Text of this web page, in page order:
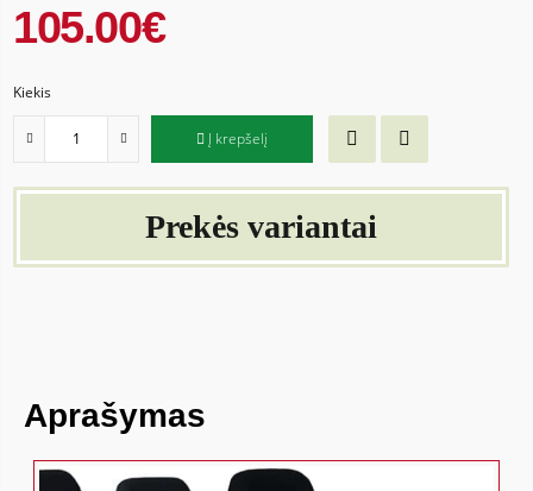
105.00€
Kiekis
Į krepšelį
Prekės variantai
Aprašymas